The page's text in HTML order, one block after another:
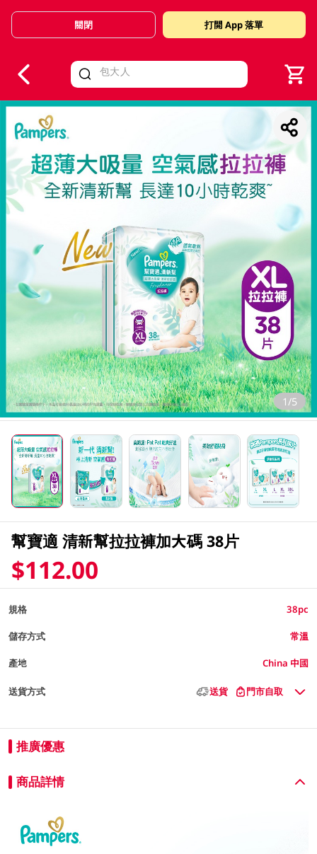
Valid Until 30 June 2026
關閉 打開 App 落單
1/5
幫寶適 清新幫拉拉褲加大碼 38片
$112.00
規格 38pc
儲存方式 常溫
產地 China 中國
送貨方式 送貨 門市自取
推廣優惠
商品詳情